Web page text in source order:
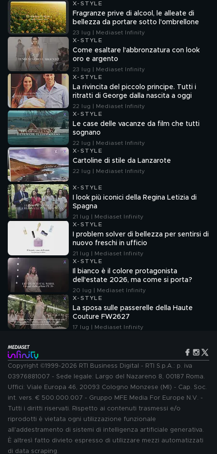
X-STYLE
Fragranze prive di alcool, le alleate di
bellezza da portare sotto l'ombrellone
23 lug | Mediaset Infinity
X-STYLE
Come esaltare l'abbronzatura con look
oro e argento
23 lug | Mediaset Infinity
X-STYLE
La rivincita del piccolo principe. Tutti i
ritratti di George dalla nascita a oggi
22 lug | Mediaset Infinity
X-STYLE
Le case delle vacanze da film che tutti
sognano
22 lug | Mediaset Infinity
X-STYLE
Cartoline di stile da Lanzarote
22 lug | Mediaset Infinity
X-STYLE
I look più iconici della Regina Letizia di
Spagna
21 lug | Mediaset Infinity
X-STYLE
I problem solver di bellezza per sentirsi di
nuovo freschi in ufficio
21 lug | Mediaset Infinity
X-STYLE
Il bianco è il colore protagonista
dell'estate 2026, ma come si porta?
20 lug | Mediaset Infinity
X-STYLE
La sposa sulle passerelle della Haute
Couture FW2627
17 lug | Mediaset Infinity
Copyright ©1999-2026 RTI Business Digital - RTI S.p.A.: p. iva
03976881007 - Sede legale: Largo del Nazareno 8, 00187 Roma.
Uffici: Viale Europa 46, 20093 Cologno Monzese (MI) - Cap. Soc.
int. vers. € 500.000.007 - Gruppo MFE Media For Europe N.V. -
Tutti i diritti riservati. Rispetto ai contenuti trasmessi e/o
riprodotti è vietata ogni utilizzazione funzionale
all'addestramento di sistemi di intelligenza artificiale generativa.
È altresì fatto divieto espresso di utilizzare mezzi automatizzati
di data scraping.